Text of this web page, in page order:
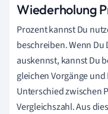
Wiederholung
Prozent kannst Du
beschreiben. Wenn
auskennst, kannst Du
gleichen Vorgänge
Unterschied zwischen
Vergleichszahl. Aus